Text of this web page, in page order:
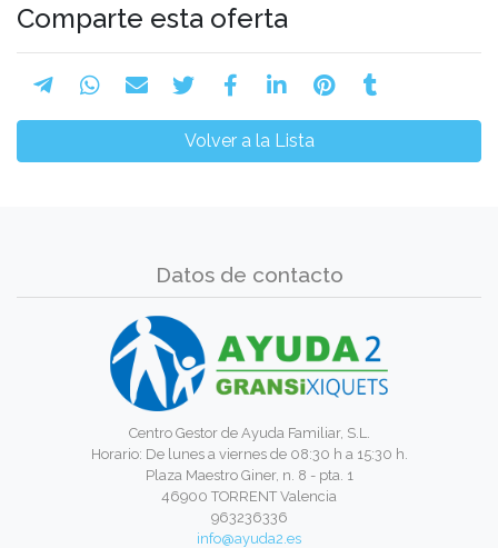
Comparte esta oferta
Volver a la Lista
Datos de contacto
Centro Gestor de Ayuda Familiar, S.L.
Horario: De lunes a viernes de 08:30 h a 15:30 h.
Plaza Maestro Giner, n. 8 - pta. 1
46900 TORRENT Valencia
963236336
info@ayuda2.es